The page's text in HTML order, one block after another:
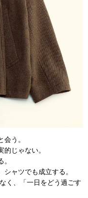
う。
じゃない。
ャツでも成立する。
く、「一日をどう過ごす